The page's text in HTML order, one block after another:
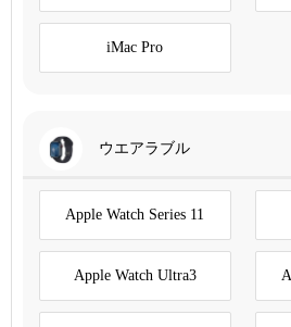
iMac Pro
ウエアラブル
Apple Watch Series 11
Apple Watch Ultra3